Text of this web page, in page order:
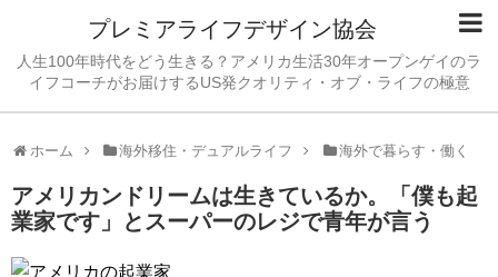
プレミアライフデザイン協会
人生100年時代をどう生きる？アメリカ生活30年オープンゲイのラ
イフコーチがお届けするUS発クオリティ・オブ・ライフの極意
ホーム 海外移住・デュアルライフ 海外で暮らす・働く
アメリカンドリームは生きているか。「僕も起
業家です」とスーパーのレジで青年が言う